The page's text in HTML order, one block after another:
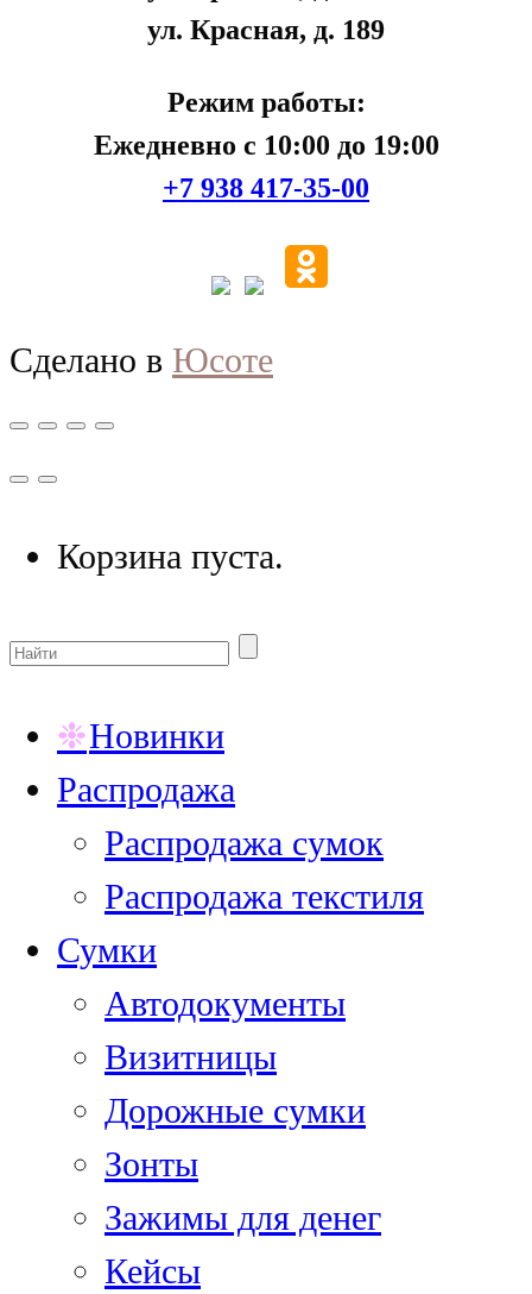
ул. Красная, д. 189
Режим работы:
Ежедневно с 10:00 до 19:00
+7 938 417-35-00
Сделано в Юсоте
Корзина пуста.
Новинки
Распродажа
Распродажа сумок
Распродажа текстиля
Сумки
Автодокументы
Визитницы
Дорожные сумки
Зонты
Зажимы для денег
Кейсы